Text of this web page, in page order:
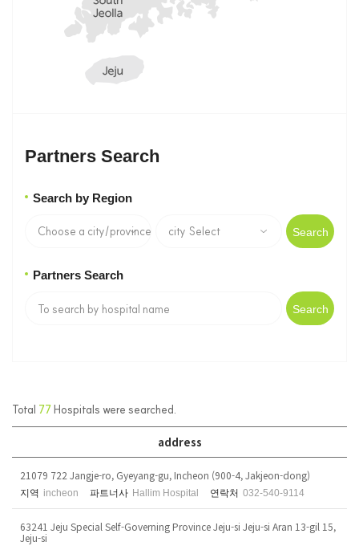
Partners Search
Search by Region
Search
Partners Search
Search
Total 77 Hospitals were searched.
address
21079 722 Jangje-ro, Gyeyang-gu, Incheon (900-4, Jakjeon-dong)
지역 incheon 파트너사 Hallim Hospital 연락처 032-540-9114
63241 Jeju Special Self-Governing Province Jeju-si Jeju-si Aran 13-gil 15,
Jeju-si